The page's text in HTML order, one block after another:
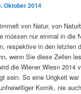
Oktober 2014
von Natur, von
müssen nur einmal in die
respektive in den letzten
wenn Sie diese Zeilen
die Wiener Wiesn 2014
sein. So eine Urigkeit war
Komik, nie